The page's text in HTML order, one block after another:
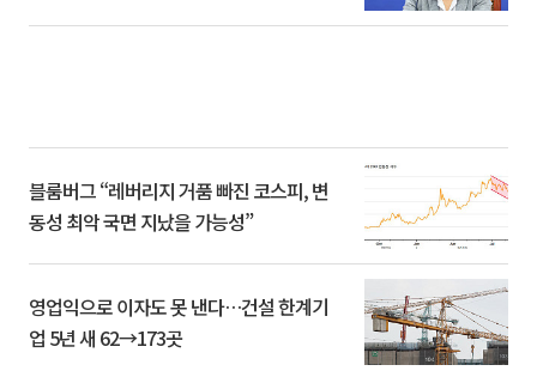
블룸버그 “레버리지 거품 빠진 코스피, 변
동성 최악 국면 지났을 가능성”
영업익으로 이자도 못 낸다…건설 한계기
업 5년 새 62→173곳